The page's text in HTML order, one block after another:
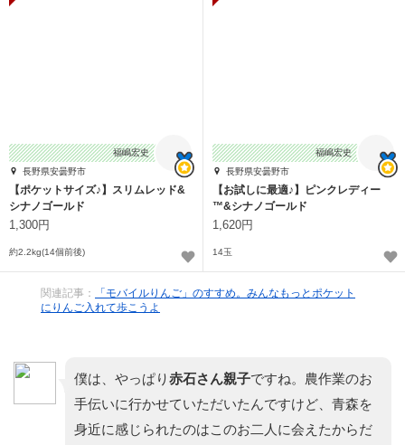
福嶋宏史
長野県安曇野市
【ポケットサイズ♪】スリムレッド&
シナノゴールド
1,300円
約2.2kg(14個前後)
福嶋宏史
長野県安曇野市
【お試しに最適♪】ピンクレディー
™&シナノゴールド
1,620円
14玉
関連記事：
「モバイルりんご」のすすめ。みんなもっとポケット
にりんご入れて歩こうよ
僕は、やっぱり赤石さん親子ですね。農作業のお
手伝いに行かせていただいたんですけど、青森を
身近に感じられたのはこのお二人に会えたからだ